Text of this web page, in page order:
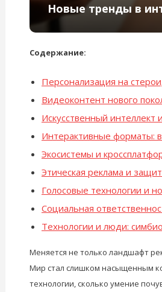
Новые тренды в
Содержание:
Персонализация на
Видеоконтент нового
Искусственный интеллект
Интерактивные форматы:
Экосистемы и
Этическая реклама и
Голосовые технологии и
Социальная
Технологии и люди:
Меняется не только ландшафт
Мир стал слишком насыщенным
технологии, сколько умение